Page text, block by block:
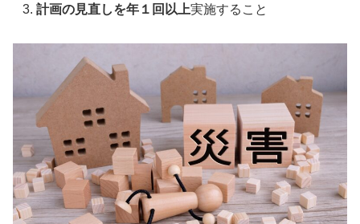
計画の見直しを年１回以上実施すること